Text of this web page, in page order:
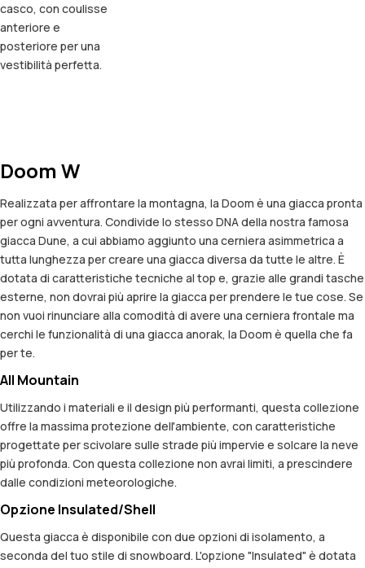
casco, con coulisse
anteriore e
posteriore per una
vestibilità perfetta.
Doom W
Realizzata per affrontare la montagna, la Doom è una giacca pronta
per ogni avventura. Condivide lo stesso DNA della nostra famosa
giacca Dune, a cui abbiamo aggiunto una cerniera asimmetrica a
tutta lunghezza per creare una giacca diversa da tutte le altre. È
dotata di caratteristiche tecniche al top e, grazie alle grandi tasche
esterne, non dovrai più aprire la giacca per prendere le tue cose. Se
non vuoi rinunciare alla comodità di avere una cerniera frontale ma
cerchi le funzionalità di una giacca anorak, la Doom è quella che fa
per te.
All Mountain
Utilizzando i materiali e il design più performanti, questa collezione
offre la massima protezione dell'ambiente, con caratteristiche
progettate per scivolare sulle strade più impervie e solcare la neve
più profonda. Con questa collezione non avrai limiti, a prescindere
dalle condizioni meteorologiche.
Opzione Insulated/Shell
Questa giacca è disponibile con due opzioni di isolamento, a
seconda del tuo stile di snowboard. L'opzione "Insulated" è dotata